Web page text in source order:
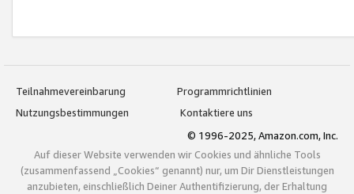
Teilnahmevereinbarung
Programmrichtlinien
Nutzungsbestimmungen
Kontaktiere uns
© 1996-2025, Amazon.com, Inc.
Auf dieser Website verwenden wir Cookies und ähnliche Tools
(zusammenfassend „Cookies“ genannt) nur, um Dir Dienstleistungen
anzubieten, einschließlich Deiner Authentifizierung, der Erhaltung